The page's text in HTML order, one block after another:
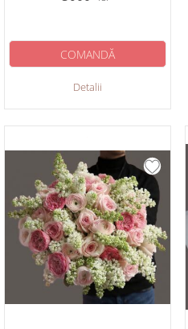
Detalii
COMANDĂ